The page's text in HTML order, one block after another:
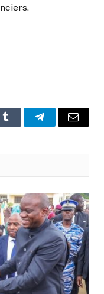
Tumblr TelegramEmail